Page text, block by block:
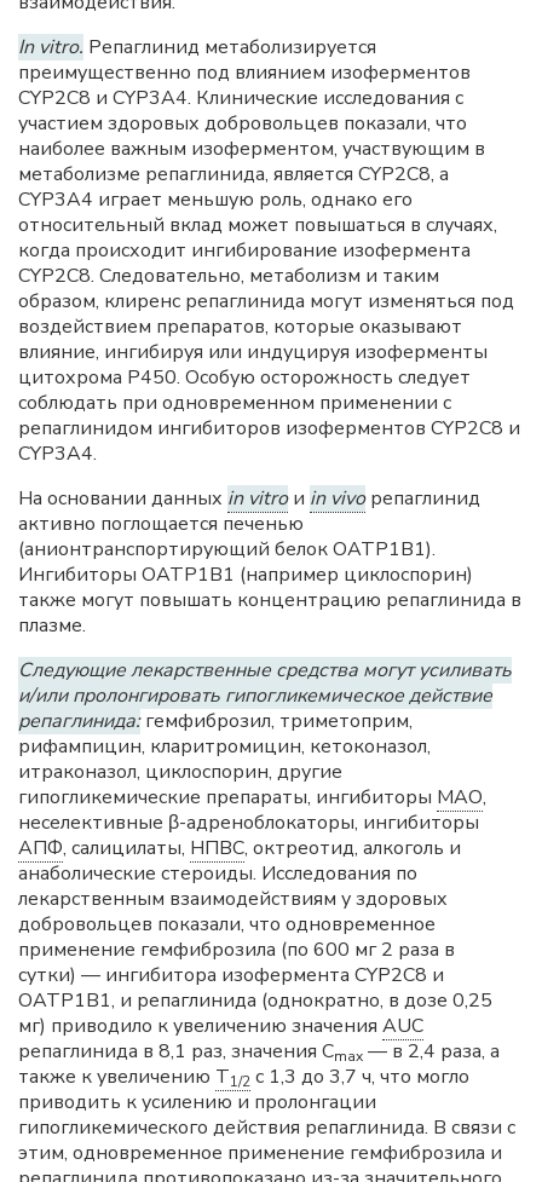
In vitro. Репаглинид метаболизируется
преимущественно под влиянием изоферментов
CYP2C8 и CYP3A4. Клинические исследования с
участием здоровых добровольцев показали, что
наиболее важным изоферментом, участвующим в
метаболизме репаглинида, является CYP2C8, a
CYP3A4 играет меньшую роль, однако его
относительный вклад может повышаться в случаях,
когда происходит ингибирование изофермента
CYP2C8. Следовательно, метаболизм и таким
образом, клиренс репаглинида могут изменяться под
воздействием препаратов, которые оказывают
влияние, ингибируя или индуцируя изоферменты
цитохрома Р450. Особую осторожность следует
соблюдать при одновременном применении с
репаглинидом ингибиторов изоферментов CYP2C8 и
CYP3A4.
На основании данных in vitroи in vivoрепаглинид
активно поглощается печенью
(анионтранспортирующий белок ОАТР1В1).
Ингибиторы ОАТР1В1 (например циклоспорин)
также могут повышать концентрацию репаглинида в
плазме.
Следующие лекарственные средства могут усиливать
и/или пролонгировать гипогликемическое действие
репаглинида:гемфиброзил, триметоприм,
рифампицин, кларитромицин, кетоконазол,
итраконазол, циклоспорин, другие
гипогликемические препараты, ингибиторы МАО,
неселективные β-адреноблокаторы, ингибиторы
АПФ, салицилаты, НПВС, октреотид, алкоголь и
анаболические стероиды. Исследования по
лекарственным взаимодействиям у здоровых
добровольцев показали, что одновременное
применение гемфиброзила (по 600 мг 2 раза в
сутки) — ингибитора изофермента CYP2C8 и
ОАТР1В1, и репаглинида (однократно, в дозе 0,25
мг) приводило к увеличению значения AUC
репаглинида в 8,1 раз, значения Cmax — в 2,4 раза, а
также к увеличению T1/2 с 1,3 до 3,7 ч, что могло
приводить к усилению и пролонгации
гипогликемического действия репаглинида. В связи с
этим, одновременное применение гемфиброзила и